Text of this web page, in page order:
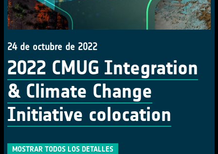
24 de octubre de 2022
2022 CMUG Integration
& Climate Change
Initiative colocation
MOSTRAR TODOS LOS DETALLES